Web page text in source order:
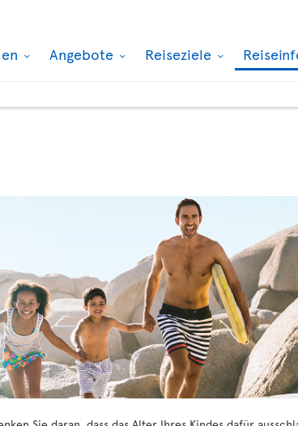
Angebote Reiseziele